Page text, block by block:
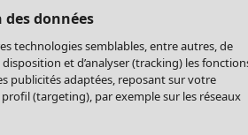
données
technologies semblables, entre autres, de
et d’analyser (tracking) les
publicités adaptées, reposant sur votre
(targeting), par exemple sur les réseaux